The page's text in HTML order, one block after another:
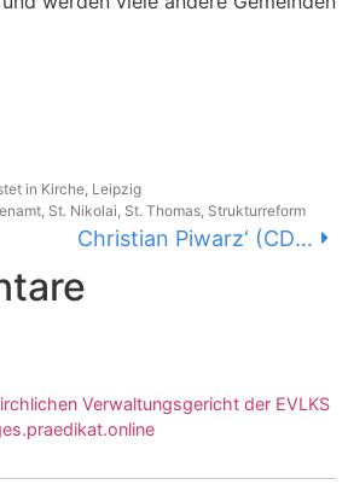
in Kirche Leipzig
St. Nikolai St. Thomas Strukturreform
Christian Piwarz‘ (CDU) tiefer Bückling vor der AfD
Verwaltungsgericht der EVLKS